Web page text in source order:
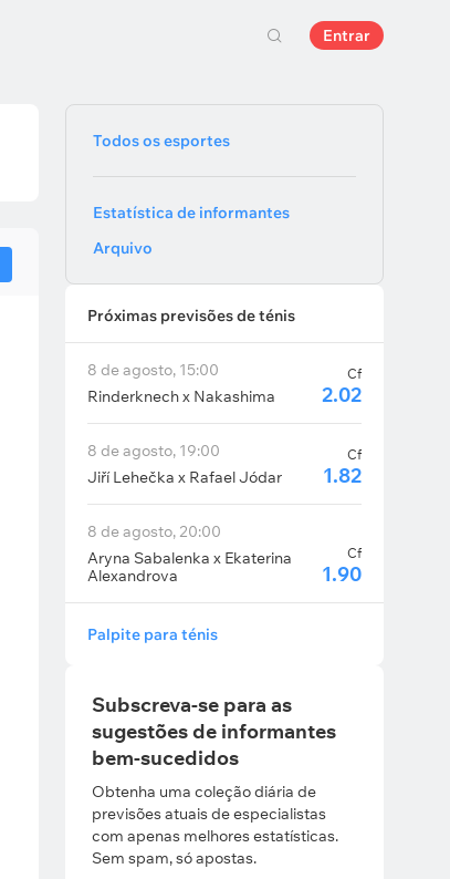
Entrar
Todos os esportes
Estatística de informantes
Arquivo
Próximas previsões de ténis
8 de agosto, 15:00
Rinderknech x Nakashima
Cf
2.02
8 de agosto, 19:00
Jiří Lehečka x Rafael Jódar
Cf
1.82
8 de agosto, 20:00
Aryna Sabalenka x Ekaterina
Alexandrova
Cf
1.90
Palpite para ténis
Subscreva-se para as
sugestões de informantes
bem-sucedidos
Obtenha uma coleção diária de
previsões atuais de especialistas
com apenas melhores estatísticas.
Sem spam, só apostas.